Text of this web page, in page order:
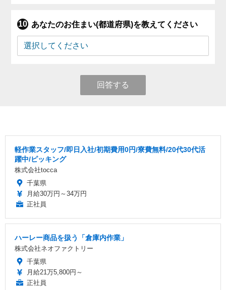
あなたのお住まい(都道府県)を教えてください
回答する
軽作業スタッフ/即日入社/初期費用0円/寮費無料/20代30代活
躍中/ピッキング
株式会社tocca
千葉県
月給30万円～34万円
正社員
ハーレー商品を扱う「倉庫内作業」
株式会社ネオファクトリー
千葉県
月給21万5,800円～
正社員